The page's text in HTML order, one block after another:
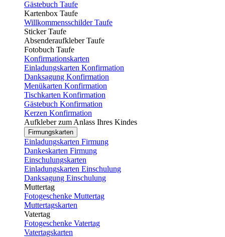
Gästebuch Taufe
Kartenbox Taufe
Willkommensschilder Taufe
Sticker Taufe
Absenderaufkleber Taufe
Fotobuch Taufe
Konfirmationskarten
Einladungskarten Konfirmation
Danksagung Konfirmation
Menükarten Konfirmation
Tischkarten Konfirmation
Gästebuch Konfirmation
Kerzen Konfirmation
Aufkleber zum Anlass Ihres Kindes
Firmungskarten
Einladungskarten Firmung
Dankeskarten Firmung
Einschulungskarten
Einladungskarten Einschulung
Danksagung Einschulung
Muttertag
Fotogeschenke Muttertag
Muttertagskarten
Vatertag
Fotogeschenke Vatertag
Vatertagskarten